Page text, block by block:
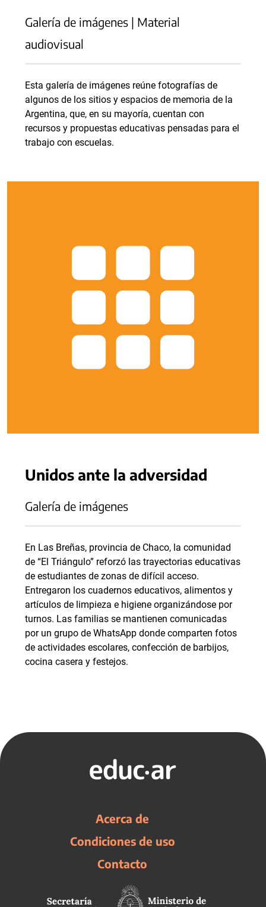
Galería de imágenes | Material
audiovisual
Esta galería de imágenes reúne fotografías de
algunos de los sitios y espacios de memoria de la
Argentina, que, en su mayoría, cuentan con
recursos y propuestas educativas pensadas para el
trabajo con escuelas.
Unidos ante la adversidad
Galería de imágenes
En Las Breñas, provincia de Chaco, la comunidad
de “El Triángulo” reforzó las trayectorias educativas
de estudiantes de zonas de difícil acceso.
Entregaron los cuadernos educativos, alimentos y
artículos de limpieza e higiene organizándose por
turnos. Las familias se mantienen comunicadas
por un grupo de WhatsApp donde comparten fotos
de actividades escolares, confección de barbijos,
cocina casera y festejos.
Acerca de
Condiciones de uso
Contacto